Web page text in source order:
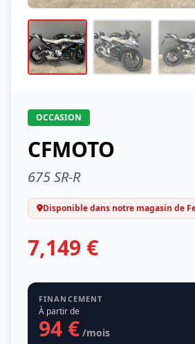
OCCASION
CFMOTO
675 SR-R
Disponible dans notre magasin de
7,149 €
FINANCEMENT
À partir de
94 € /mois